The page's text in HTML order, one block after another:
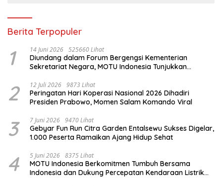
Berita Terpopuler
1 14 Juni 2026 525660 Lihat
Diundang dalam Forum Bergengsi Kementerian
Sekretariat Negara, MOTU Indonesia Tunjukkan
2 12 Juli 2026 9873 Lihat
Peringatan Hari Koperasi Nasional 2026 Dihadiri
Presiden Prabowo, Momen Salam Komando Viral
3 7 Juni 2026 9470 Lihat
Gebyar Fun Run Citra Garden Entalsewu Sukses Digelar,
1.000 Peserta Ramaikan Ajang Hidup Sehat
4 5 Juni 2026 8375 Lihat
MOTU Indonesia Berkomitmen Tumbuh Bersama
Indonesia dan Dukung Percepatan Kendaraan Listrik